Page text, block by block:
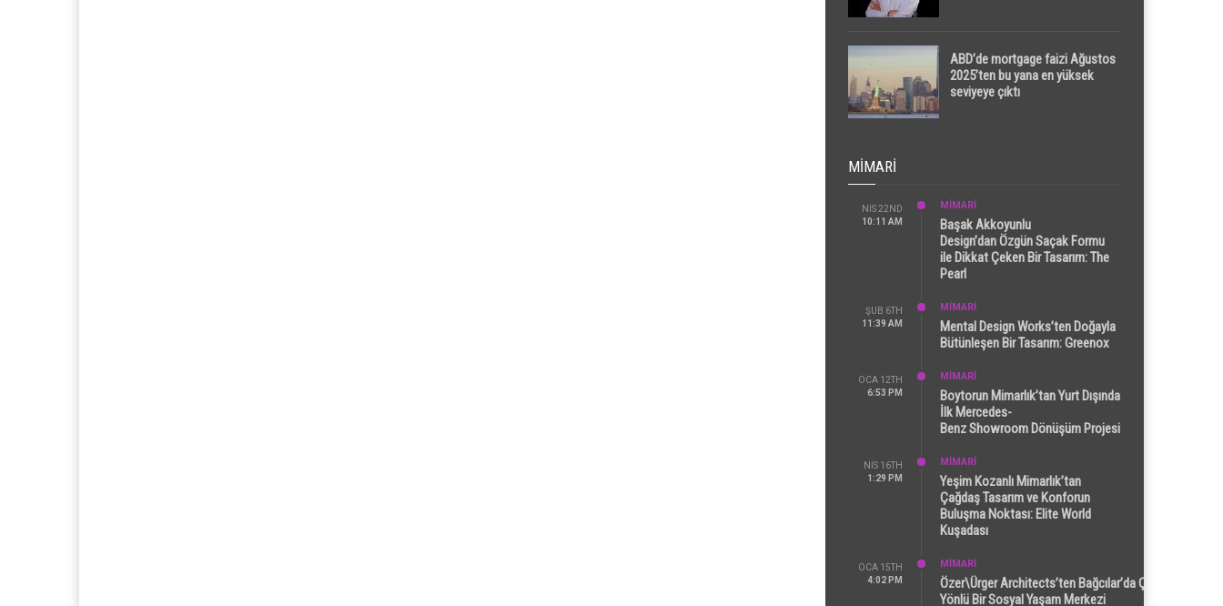
ABD’de mortgage faizi Ağustos
2025’ten bu yana en yüksek
seviyeye çıktı
MIMARI
NIS 22ND
10:11 AM
MİMARİ
Başak Akkoyunlu
Design’dan Özgün Saçak Formu
ile Dikkat Çeken Bir Tasarım: The
Pearl
ŞUB 6TH
11:39 AM
MİMARİ
Mental Design Works’ten Doğayla
Bütünleşen Bir Tasarım: Greenox
OCA 12TH
6:53 PM
MİMARİ
Boytorun Mimarlık’tan Yurt Dışında
İlk Mercedes-
Benz Showroom Dönüşüm Projesi
NIS 16TH
1:29 PM
MİMARİ
Yeşim Kozanlı Mimarlık’tan
Çağdaş Tasarım ve Konforun
Buluşma Noktası: Elite World
Kuşadası
OCA 15TH
4:02 PM
MİMARİ
Özer\Ürger Architects’ten Bağcılar’da Çok
Yönlü Bir Sosyal Yaşam Merkezi